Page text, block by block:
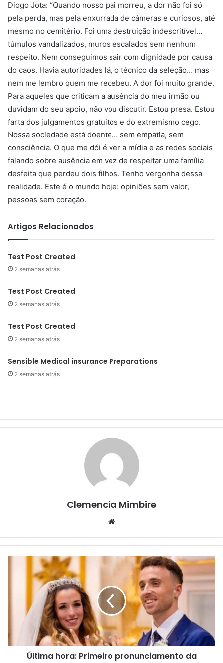
Diogo Jota: “Quando nosso pai morreu, a dor não foi só
pela perda, mas pela enxurrada de câmeras e curiosos, até
mesmo no cemitério. Foi uma destruição indescritível…
túmulos vandalizados, muros escalados sem nenhum
respeito. Nem conseguimos sair com dignidade por causa
do caos. Havia autoridades lá, o técnico da seleção… mas
nem me lembro quem me recebeu. A dor foi muito grande.
Para aqueles que criticam a ausência do meu irmão ou
duvidam do seu apoio, não vou discutir. Estou presa. Estou
farta dos julgamentos gratuitos e do extremismo cego.
Nossa sociedade está doente… sem empatia, sem
consciência. O que me dói é ver a mídia e as redes sociais
falando sobre ausência em vez de respeitar uma família
desfeita que perdeu dois filhos. Tenho vergonha dessa
realidade. Este é o mundo hoje: opiniões sem valor,
pessoas sem coração.
Artigos Relacionados
Test Post Created
2 semanas atrás
Test Post Created
2 semanas atrás
Test Post Created
2 semanas atrás
Sensible Medical insurance Preparations
2 semanas atrás
Clemencia Mimbire
Website
Última hora: Primeiro pronunciamento da